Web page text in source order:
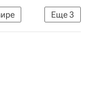
Еще3